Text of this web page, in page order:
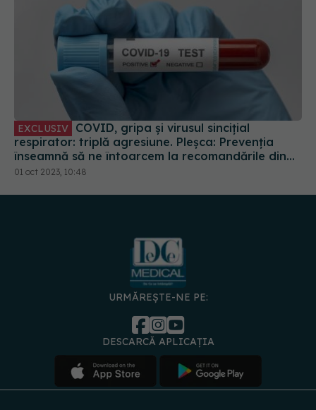
EXCLUSIV
respirator: triplă agresiune. Pleșca: Prevenția
înseamnă să ne întoarcem la recomandările din
timpul pandemiei!
01 oct 2023, 10:48
URMĂREȘTE-NE PE:
DESCARCĂ APLICAȚIA